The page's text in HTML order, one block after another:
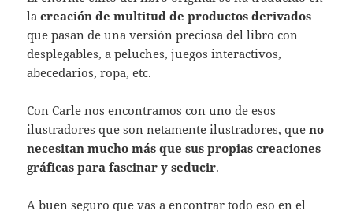
la creación de multitud de productos derivados
que pasan de una versión preciosa del libro con
desplegables, a peluches, juegos interactivos,
abecedarios, ropa, etc.
Con Carle nos encontramos con uno de esos
ilustradores que son netamente ilustradores, queno
necesitan mucho más que sus propias creaciones
gráficas para fascinar y seducir.
A buen seguro que vas a encontrar todo eso en el